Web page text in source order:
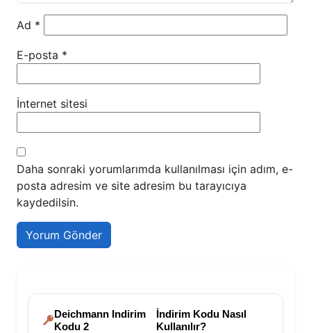
Ad *
E-posta *
İnternet sitesi
Daha sonraki yorumlarımda kullanılması için adım, e-
posta adresim ve site adresim bu tarayıcıya
kaydedilsin.
Deichmann Indirim
Kodu 2
İndirim Kodu Nasıl
Kullanılır?